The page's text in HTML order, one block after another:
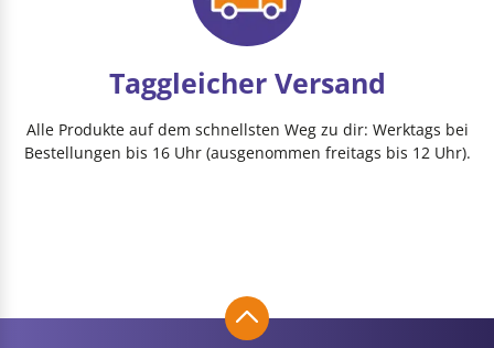
Taggleicher Versand
Alle Produkte auf dem schnellsten Weg zu dir: Werktags bei
Bestellungen bis 16 Uhr (ausgenommen freitags bis 12 Uhr).